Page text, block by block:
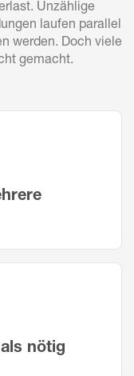
Unzählige
laufen parallel
werden. Doch viele
gemacht.
nötig